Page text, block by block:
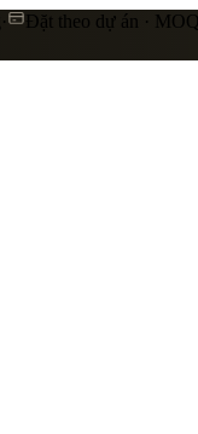
· Đặt theo dự án ·